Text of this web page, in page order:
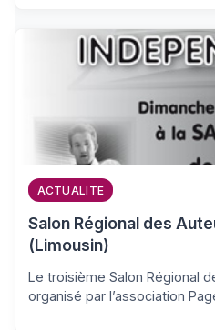
ACTUALITE
Salon Régional des
(Limousin)
Le troisième Salon Régional
organisé par l’association